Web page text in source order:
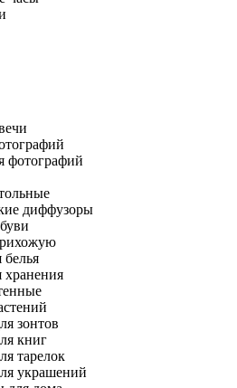
фотографий
диффузоры
хранения
зонтов
книг
тарелок
украшений